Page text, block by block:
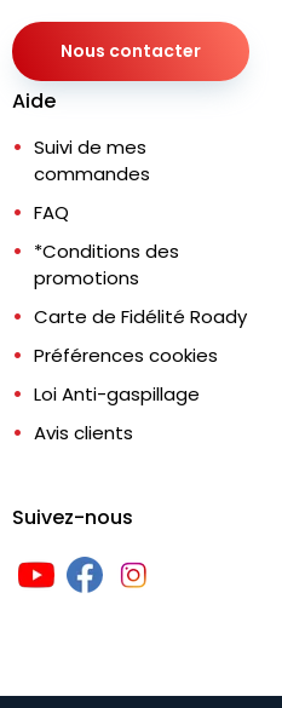
Nous contacter
Aide
Suivi de mes
commandes
FAQ
*Conditions des
promotions
Carte de Fidélité Roady
Préférences cookies
Loi Anti-gaspillage
Avis clients
Suivez-nous